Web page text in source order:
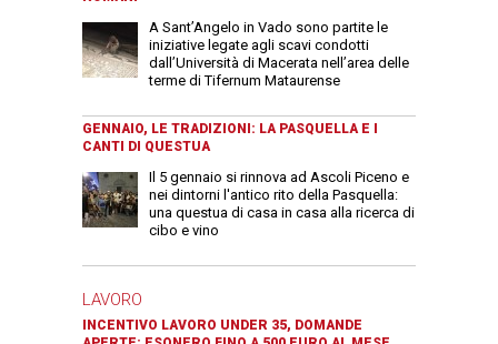
A Sant’Angelo in Vado sono partite le
iniziative legate agli scavi condotti
dall’Università di Macerata nell’area delle
terme di Tifernum Mataurense
GENNAIO, LE TRADIZIONI: LA PASQUELLA E I
CANTI DI QUESTUA
Il 5 gennaio si rinnova ad Ascoli Piceno e
nei dintorni l'antico rito della Pasquella:
una questua di casa in casa alla ricerca di
cibo e vino
LAVORO
INCENTIVO LAVORO UNDER 35, DOMANDE